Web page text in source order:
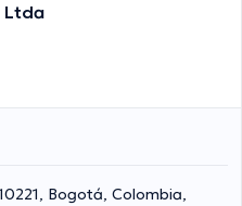
Ltda
Bogotá, Colombia,